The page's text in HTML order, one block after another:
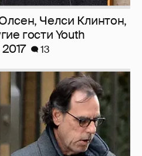
Челси Клинтон,
гости Youth
13